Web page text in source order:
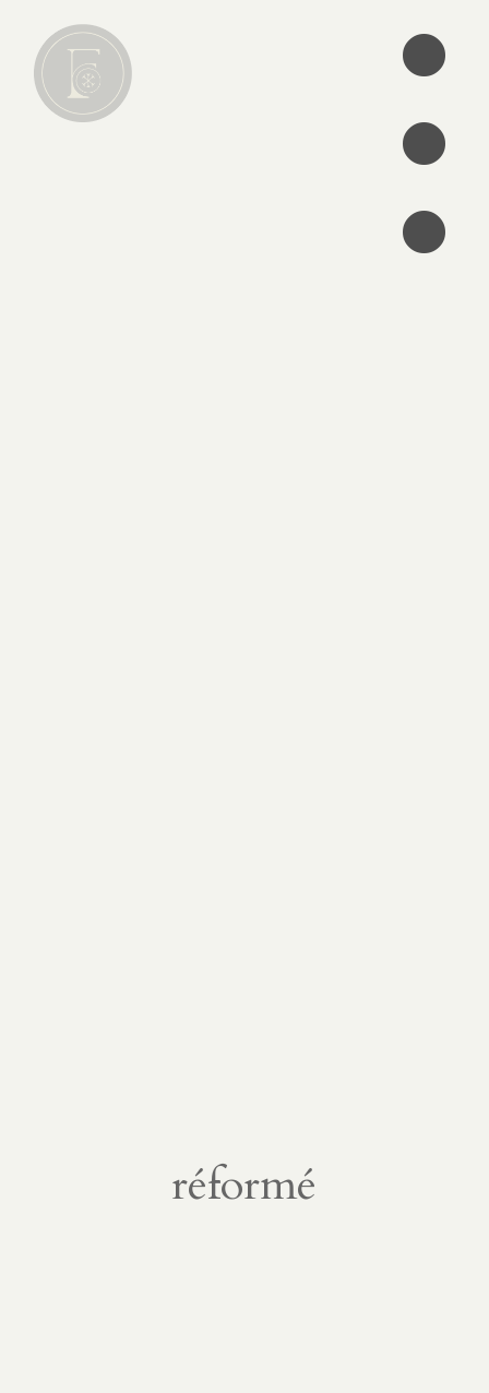
•
•
•
réformé